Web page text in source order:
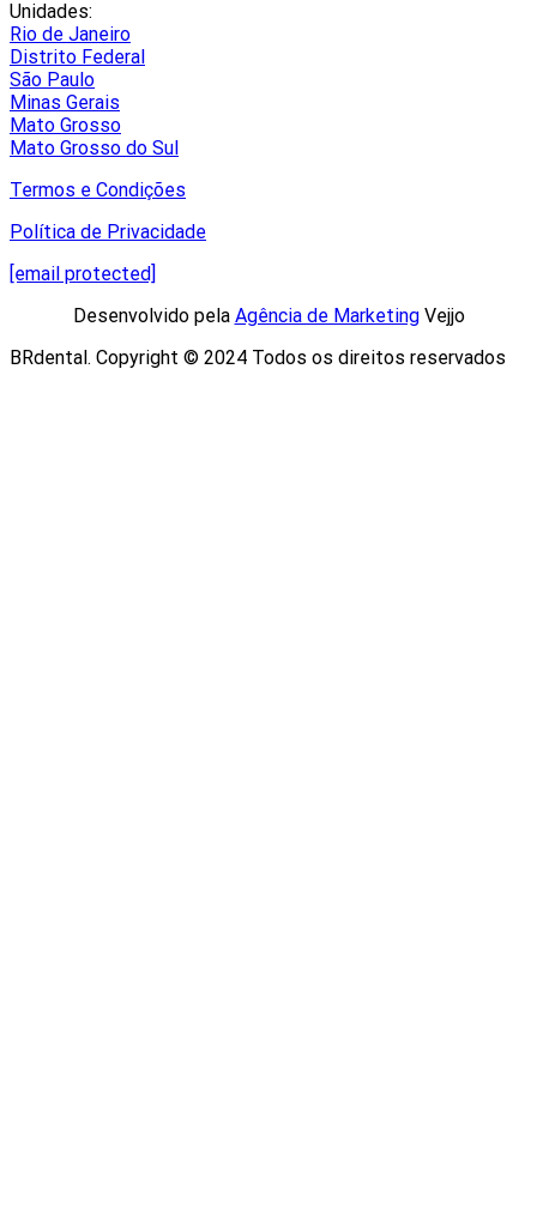
Unidades:
Rio de Janeiro
Distrito Federal
São Paulo
Minas Gerais
Mato Grosso
Mato Grosso do Sul
Termos e Condições
Política de Privacidade
[email protected]
Desenvolvido pela Agência de MarketingVejjo​
BRdental. Copyright © 2024 Todos os direitos reservados